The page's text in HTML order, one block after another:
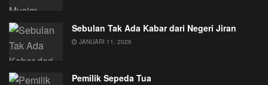
Sebulan Tak Ada Kabar dari Negeri Jiran
JANUARI 11, 2026
Pemilik Sepeda Tua